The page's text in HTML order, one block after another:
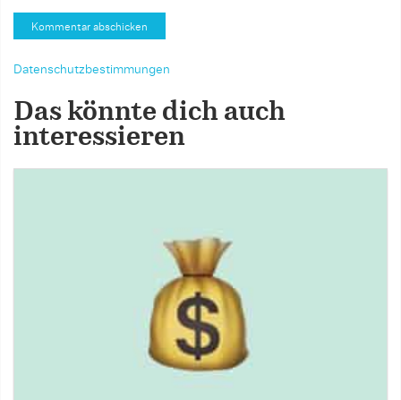
Datenschutzbestimmungen
Das könnte dich auch
interessieren